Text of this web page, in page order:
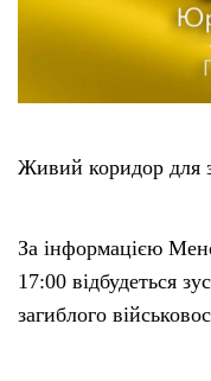
Контакти
Рекламні прайси
Підтримати
Редакційна політика
Живий коридор для
За інформацією
17:00 відбудеться
загиблого